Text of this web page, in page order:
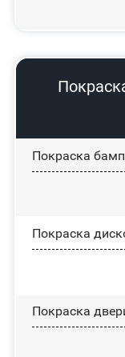
Покраска
Покраска
Покраска